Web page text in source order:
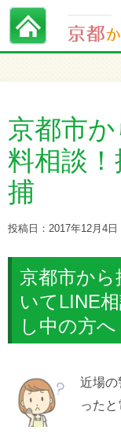
京都市
料相談
捕
投稿日：2017年12月4
京都市か
いてLINE
し中の方へ
近場の
ったと